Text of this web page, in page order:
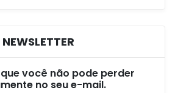
NEWSLETTER
você não pode perder
no seu e-mail.